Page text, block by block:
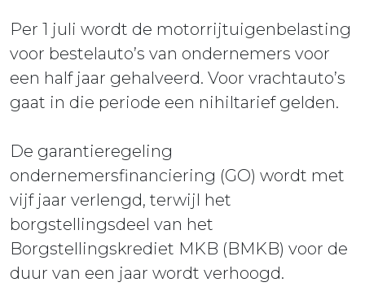
Per 1 juli wordt de motorrijtuigenbelasting
voor bestelauto’s van ondernemers voor
een half jaar gehalveerd. Voor vrachtauto’s
gaat in die periode een nihiltarief gelden.
De garantieregeling
ondernemersfinanciering (GO) wordt met
vijf jaar verlengd, terwijl het
borgstellingsdeel van het
Borgstellingskrediet MKB (BMKB) voor de
duur van een jaar wordt verhoogd.